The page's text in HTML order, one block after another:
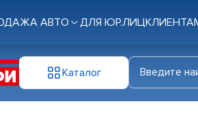
АВТО ДЛЯ ЮР.ЛИЦ
Каталог